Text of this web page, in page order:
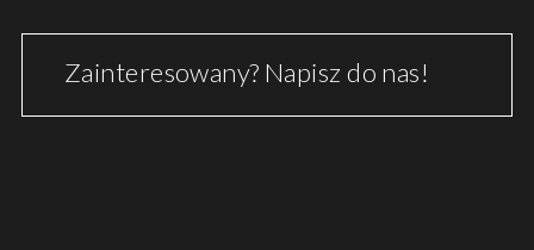
Zainteresowany? Napisz do nas!